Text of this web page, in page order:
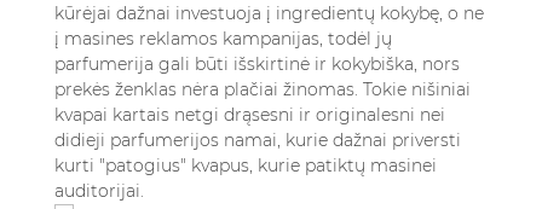
kūrėjai dažnai investuoja į ingredientų kokybę, o ne
į masines reklamos kampanijas, todėl jų
parfumerija gali būti išskirtinė ir kokybiška, nors
prekės ženklas nėra plačiai žinomas. Tokie nišiniai
kvapai kartais netgi drąsesni ir originalesni nei
didieji parfumerijos namai, kurie dažnai priversti
kurti "patogius" kvapus, kurie patiktų masinei
auditorijai.